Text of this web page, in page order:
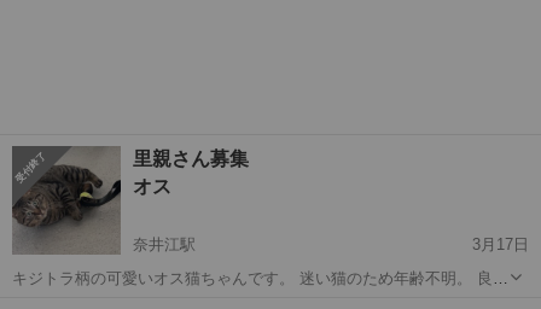
里親さん募集
オス
奈井江駅
3月17日
キジトラ柄の可愛いオス猫ちゃんです。 迷い猫のため年齢不明。 良